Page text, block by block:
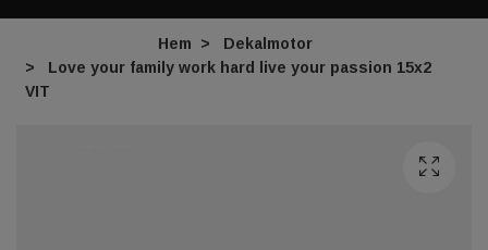
Hem
Dekalmotor
Love your family work hard live your passion 15x2
VIT